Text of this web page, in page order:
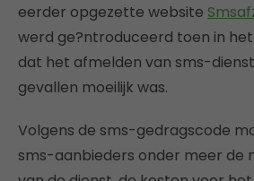
eerder opgezette website
werd ge?ntroduceerd toen in
dat het afmelden van sms-
gevallen moeilijk was.
Volgens de sms-gedragscode
sms-aanbieders onder meer de